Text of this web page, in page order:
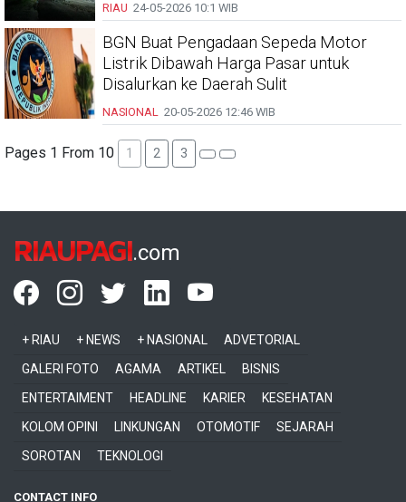
RIAU 24-05-2026 10:1 WIB
BGN Buat Pengadaan Sepeda Motor
Listrik Dibawah Harga Pasar untuk
Disalurkan ke Daerah Sulit
NASIONAL 20-05-2026 12:46 WIB
Pages 1 From 10 1 2 3
RIAUPAGI.com
+ RIAU + NEWS + NASIONAL
ADVETORIAL
GALERI FOTO
AGAMA ARTIKEL
BISNIS
ENTERTAIMENT
HEADLINE KARIER
KESEHATAN
KOLOM OPINI
LINKUNGAN OTOMOTIF
SEJARAH
SOROTAN
TEKNOLOGI
CONTACT INFO